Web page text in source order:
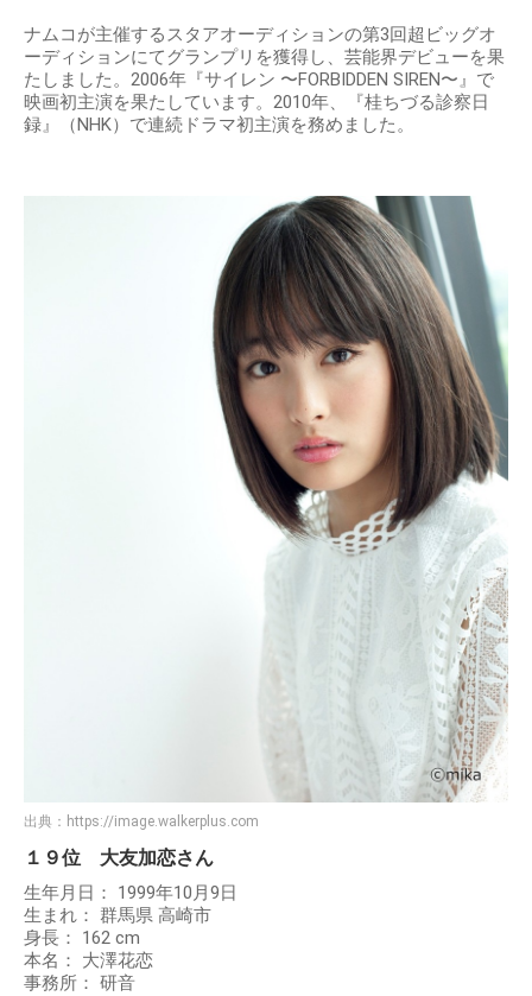
ナムコが主催するスタアオーディションの第3回超ビッグオ
ーディションにてグランプリを獲得し、芸能界デビューを果
たしました。2006年『サイレン 〜FORBIDDEN SIREN〜』で
映画初主演を果たしています。2010年、『桂ちづる診察日
録』（NHK）で連続ドラマ初主演を務めました。
出典： https://image.walkerplus.com
１９位 大友加恋さん
生年月日： 1999年10月9日
生まれ： 群馬県 高崎市
身長： 162 cm
本名： 大澤花恋
事務所： 研音